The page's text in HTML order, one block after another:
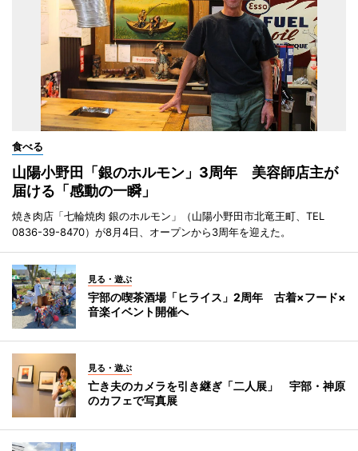
食べる
山陽小野田「銀のホルモン」3周年 美容師店主が
届ける「感動の一瞬」
焼き肉店「七輪焼肉 銀のホルモン」（山陽小野田市北竜王町、TEL
0836-39-8470）が8月4日、オープンから3周年を迎えた。
見る・遊ぶ
宇部の喫茶酒場「ヒライス」2周年 古着×フード×
音楽イベント開催へ
見る・遊ぶ
亡き夫のカメラを引き継ぎ「二人展」 宇部・神原
のカフェで写真展